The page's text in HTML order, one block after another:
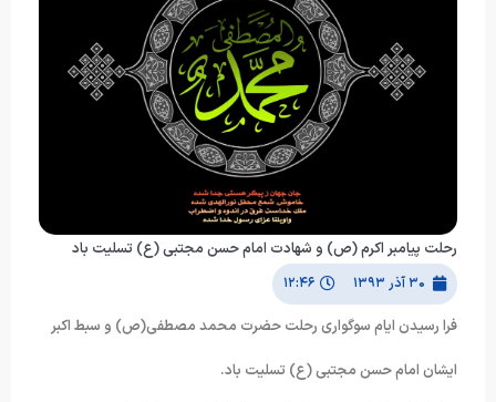
رحلت پیامبر اکرم (ص) و شهادت امام حسن مجتبی (ع) تسلیت باد
۳۰ آذر ۱۳۹۳ ۱۲:۴۶
فرا رسیدن ایام سوگواری رحلت حضرت محمد مصطفی(ص) و سبط اکبر
ایشان امام حسن مجتبی (ع) تسلیت باد.